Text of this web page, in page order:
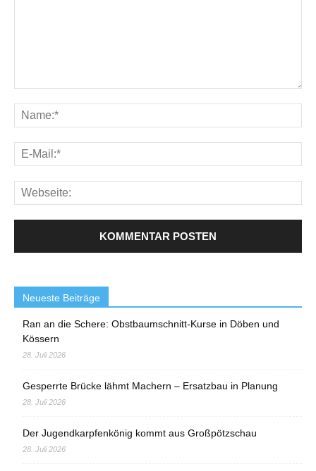
Neueste Beiträge
Ran an die Schere: Obstbaumschnitt-Kurse in Döben und
Kössern
28. Juli 2026
Gesperrte Brücke lähmt Machern – Ersatzbau in Planung
28. Juli 2026
Der Jugendkarpfenkönig kommt aus Großpötzschau
28. Juli 2026